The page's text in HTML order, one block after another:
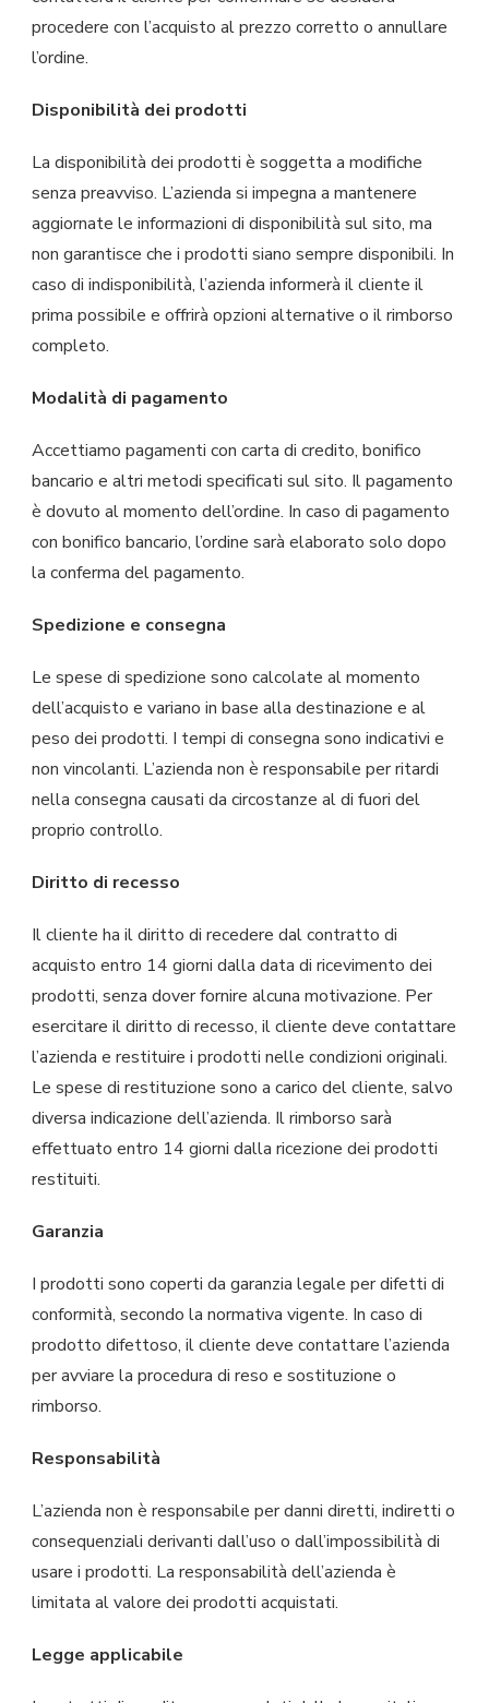
procedere con l’acquisto al prezzo corretto o annullare
l’ordine.
Disponibilità dei prodotti
La disponibilità dei prodotti è soggetta a modifiche
senza preavviso. L’azienda si impegna a mantenere
aggiornate le informazioni di disponibilità sul sito, ma
non garantisce che i prodotti siano sempre disponibili. In
caso di indisponibilità, l’azienda informerà il cliente il
prima possibile e offrirà opzioni alternative o il rimborso
completo.
Modalità di pagamento
Accettiamo pagamenti con carta di credito, bonifico
bancario e altri metodi specificati sul sito. Il pagamento
è dovuto al momento dell’ordine. In caso di pagamento
con bonifico bancario, l’ordine sarà elaborato solo dopo
la conferma del pagamento.
Spedizione e consegna
Le spese di spedizione sono calcolate al momento
dell’acquisto e variano in base alla destinazione e al
peso dei prodotti. I tempi di consegna sono indicativi e
non vincolanti. L’azienda non è responsabile per ritardi
nella consegna causati da circostanze al di fuori del
proprio controllo.
Diritto di recesso
Il cliente ha il diritto di recedere dal contratto di
acquisto entro 14 giorni dalla data di ricevimento dei
prodotti, senza dover fornire alcuna motivazione. Per
esercitare il diritto di recesso, il cliente deve contattare
l’azienda e restituire i prodotti nelle condizioni originali.
Le spese di restituzione sono a carico del cliente, salvo
diversa indicazione dell’azienda. Il rimborso sarà
effettuato entro 14 giorni dalla ricezione dei prodotti
restituiti.
Garanzia
I prodotti sono coperti da garanzia legale per difetti di
conformità, secondo la normativa vigente. In caso di
prodotto difettoso, il cliente deve contattare l’azienda
per avviare la procedura di reso e sostituzione o
rimborso.
Responsabilità
L’azienda non è responsabile per danni diretti, indiretti o
consequenziali derivanti dall’uso o dall’impossibilità di
usare i prodotti. La responsabilità dell’azienda è
limitata al valore dei prodotti acquistati.
Legge applicabile